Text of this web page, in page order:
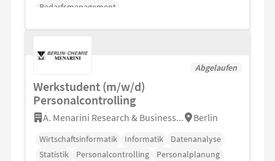
Bedarfsmanagement
Abgelaufen
Werkstudent (m/w/d)
Personalcontrolling
A. Menarini Research & Business... Berlin
Wirtschaftsinformatik Informatik
Datenanalyse
Statistik
Personalcontrolling Personalplanung